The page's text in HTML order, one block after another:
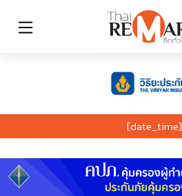
[date_time]